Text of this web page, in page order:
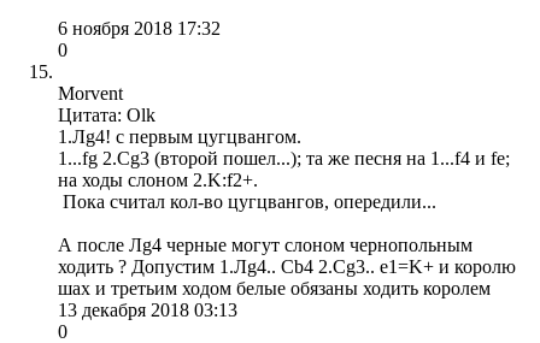
6 ноября 2018 17:32
0
Morvent
Цитата: Olk
1.Лg4! c первым цугцвангом.
1...fg 2.Cg3 (второй пошел...); та же песня на 1...f4 и fe;
на ходы слоном 2.K:f2+.
Пока считал кол-во цугцвангов, опередили...
А после Лg4 черные могут слоном чернопольным
ходить ? Допустим 1.Лg4.. Сb4 2.Сg3.. e1=K+ и королю
шах и третьим ходом белые обязаны ходить королем
13 декабря 2018 03:13
0